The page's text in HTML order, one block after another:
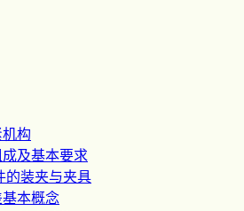
构
及基本要求
的装夹与夹具
本概念